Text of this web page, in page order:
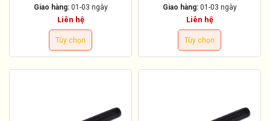
Giao hàng: 01-03 ngày
Liên hệ
Tùy chọn
Giao hàng: 01-03 ngày
Liên hệ
Tùy chọn